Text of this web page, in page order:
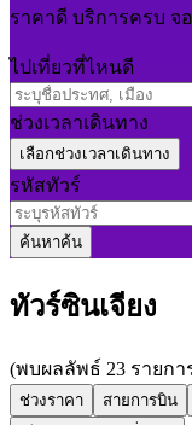
ราคาดี บริการครบ จ
ไปเที่ยวที่ไหนดี
ช่วงเวลาเดินทาง
รหัสทัวร์
ค้นหาค้น
ทัวร์ซินเจียง
(พบผลลัพธ์ 23 รายกา
ช่วงราคา สายการบิน